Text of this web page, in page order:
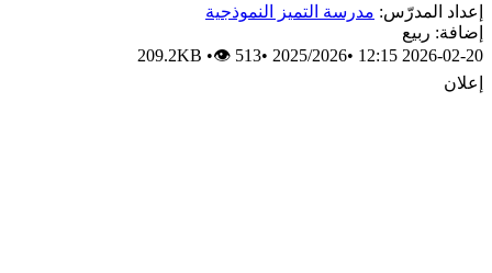
إعداد المدرّس: مدرسة التميز النموذجية
إضافة: ربيع
2026-02-20 12:15
•
2025/2026
•
209.2KB •👁 513
إعلان